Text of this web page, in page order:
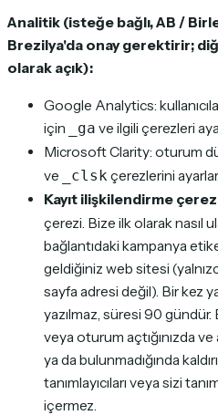
Analitik (isteğe bağlı, AB /
Brezilya'da onay gerektirir;
olarak açık):
Google Analytics:
için
_ga ve ilgili çerezleri
Microsoft Clarity: oturum
ve _clskçerezlerini ayarlar.
Kayıt ilişkilendirme
çerezi. Bize ilk olarak nasıl
bağlantıdaki kampanya
geldiğiniz web sitesi
sayfa adresi değil). Bir kez
yazılmaz, süresi 90
veya oturum açtığınızda
ya da bulunmadığında
tanımlayıcıları veya sizi
içermez.